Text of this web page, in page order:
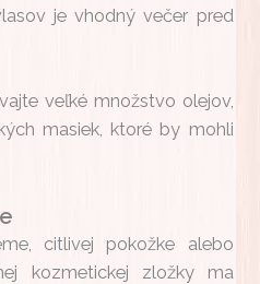
je vhodný večer pred
veľké množstvo olejov,
masiek, ktoré by mohli
citlivej pokožke alebo
kozmetickej zložky ma